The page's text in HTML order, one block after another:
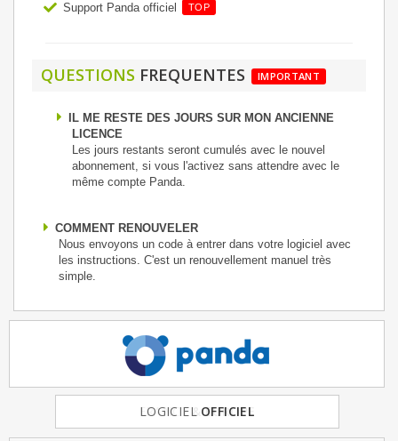
Support Panda officiel
TOP
QUESTIONS FREQUENTES IMPORTANT
IL ME RESTE DES JOURS SUR MON ANCIENNE
LICENCE
Les jours restants seront cumulés avec le nouvel
abonnement, si vous l'activez sans attendre avec le
même compte Panda.
COMMENT RENOUVELER
Nous envoyons un code à entrer dans votre logiciel avec
les instructions. C'est un renouvellement manuel très
simple.
LOGICIEL OFFICIEL
FRANCE & EUROPE